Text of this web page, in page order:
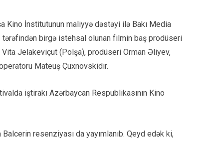
Kino İnstitutunun maliyyə dəstəyi ilə Bakı Media
birgə istehsal olunan filmin baş prodüseri
Jelakeviçut (Polşa), prodüseri Orman Əliyev,
Mateuş Çuxnovskidir.
iştirakı Azərbaycan Respublikasının Kino
resenziyası da yayımlanıb. Qeyd edək ki,